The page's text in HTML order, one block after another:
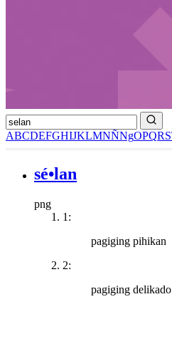
ABCDEFGHIJKLMNÑNgOPQRS
sé•lan
png
1:
pagiging pihikan
2:
pagiging